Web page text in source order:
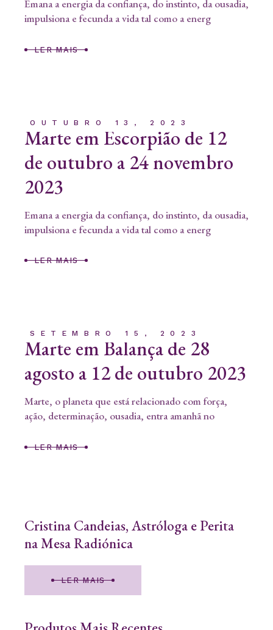
Emana a energia da confiança, do instinto, da ousadia,
impulsiona e fecunda a vida tal como a energ
LER MAIS
OUTUBRO 13, 2023
Marte em Escorpião de 12
de outubro a 24 novembro
2023
Emana a energia da confiança, do instinto, da ousadia,
impulsiona e fecunda a vida tal como a energ
LER MAIS
SETEMBRO 15, 2023
Marte em Balança de 28
agosto a 12 de outubro 2023
Marte, o planeta que está relacionado com força,
ação, determinação, ousadia, entra amanhã no
LER MAIS
Cristina Candeias, Astróloga e Perita
na Mesa Radiónica
LER MAIS